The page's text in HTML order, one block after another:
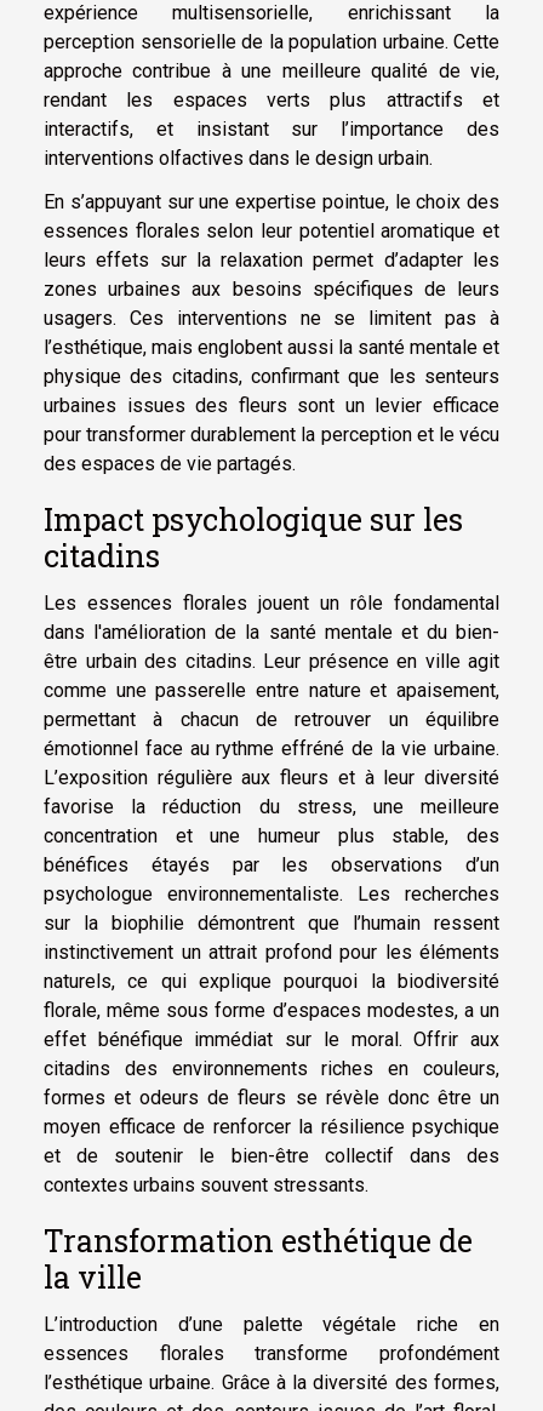
expérience multisensorielle, enrichissant la
perception sensorielle de la population urbaine. Cette
approche contribue à une meilleure qualité de vie,
rendant les espaces verts plus attractifs et
interactifs, et insistant sur l’importance des
interventions olfactives dans le design urbain.
En s’appuyant sur une expertise pointue, le choix des
essences florales selon leur potentiel aromatique et
leurs effets sur la relaxation permet d’adapter les
zones urbaines aux besoins spécifiques de leurs
usagers. Ces interventions ne se limitent pas à
l’esthétique, mais englobent aussi la santé mentale et
physique des citadins, confirmant que les senteurs
urbaines issues des fleurs sont un levier efficace
pour transformer durablement la perception et le vécu
des espaces de vie partagés.
Impact psychologique sur les
citadins
Les essences florales jouent un rôle fondamental
dans l'amélioration de la santé mentale et du bien-
être urbain des citadins. Leur présence en ville agit
comme une passerelle entre nature et apaisement,
permettant à chacun de retrouver un équilibre
émotionnel face au rythme effréné de la vie urbaine.
L’exposition régulière aux fleurs et à leur diversité
favorise la réduction du stress, une meilleure
concentration et une humeur plus stable, des
bénéfices étayés par les observations d’un
psychologue environnementaliste. Les recherches
sur la biophilie démontrent que l’humain ressent
instinctivement un attrait profond pour les éléments
naturels, ce qui explique pourquoi la biodiversité
florale, même sous forme d’espaces modestes, a un
effet bénéfique immédiat sur le moral. Offrir aux
citadins des environnements riches en couleurs,
formes et odeurs de fleurs se révèle donc être un
moyen efficace de renforcer la résilience psychique
et de soutenir le bien-être collectif dans des
contextes urbains souvent stressants.
Transformation esthétique de
la ville
L’introduction d’une palette végétale riche en
essences florales transforme profondément
l’esthétique urbaine. Grâce à la diversité des formes,